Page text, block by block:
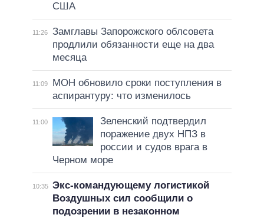
США
11:26
Замглавы Запорожского облсовета
продлили обязанности еще на два
месяца
11:09
МОН обновило сроки поступления в
аспирантуру: что изменилось
11:00
Зеленский подтвердил
поражение двух НПЗ в
россии и судов врага в
Черном море
10:35 Экс-командующему логистикой
Воздушных сил сообщили о
подозрении в незаконном